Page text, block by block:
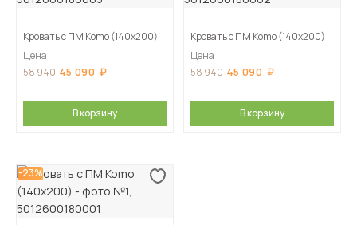
Кровать с ПМ Komo (140х200)
Цена
58 940 45 090
В корзину
Кровать с ПМ Komo (140х200)
Цена
58 940 45 090
В корзину
-23%